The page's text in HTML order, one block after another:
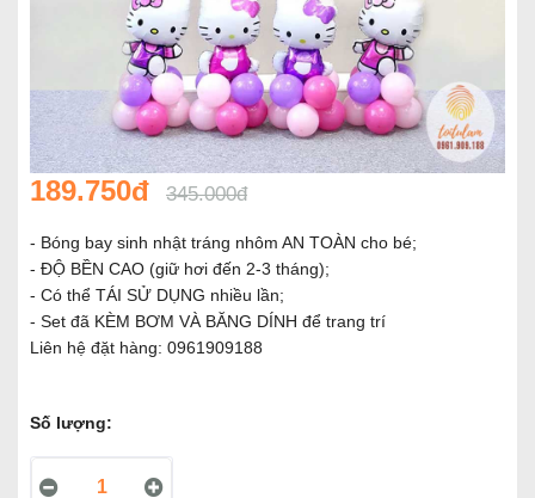
189.750đ 345.000đ
- Bóng bay sinh nhật tráng nhôm AN TOÀN cho bé;
- ĐỘ BỀN CAO (giữ hơi đến 2-3 tháng);
- Có thể TÁI SỬ DỤNG nhiều lần;
- Set đã KÈM BƠM VÀ BĂNG DÍNH để trang trí
Liên hệ đặt hàng: 0961909188
Số lượng: